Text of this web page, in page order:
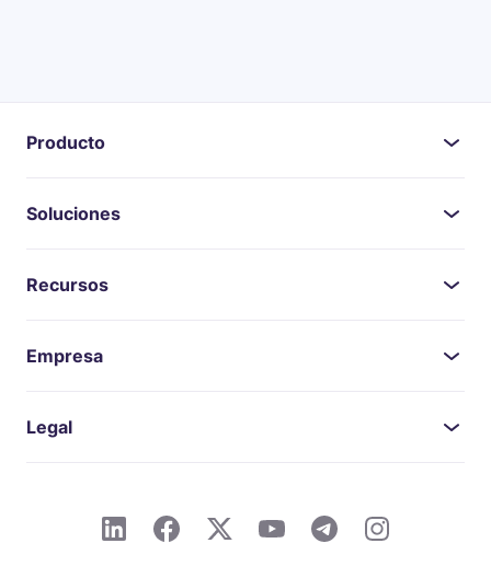
Producto
Soluciones
Recursos
Empresa
Legal